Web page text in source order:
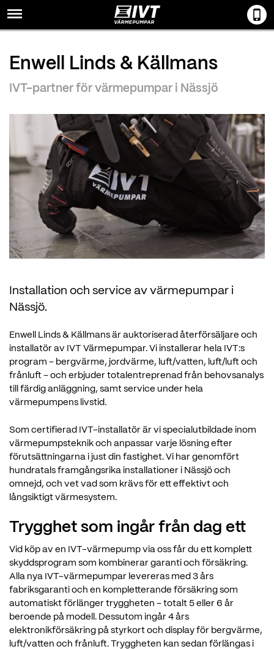
Enwell Linds & Källmans
IVT-partner för värmepumpar i Nässjö
Installation och service av värmepumpar i
Nässjö.
Enwell Linds & Källmans är auktoriserad återförsäljare och
installatör av IVT Värmepumpar. Vi installerar hela IVT:s
program – bergvärme, jordvärme, luft/vatten, luft/luft och
frånluft – och erbjuder totalentreprenad från behovsanalys
till färdig anläggning, samt service under hela
värmepumpens livstid.
Som certifierad IVT-installatör är vi specialutbildade inom
värmepumpsteknik och anpassar varje lösning efter
förutsättningarna i just din fastighet. Vi har genomfört
hundratals framgångsrika installationer i Nässjö och
omnejd, och vet vad som krävs för ett effektivt och
långsiktigt värmesystem.
Trygghet som ingår från dag ett
Vid köp av en IVT-värmepump via oss får du ett komplett
skyddsprogram som kombinerar garanti och försäkring.
Alla nya IVT-värmepumpar levereras med 3 års
fabriksgaranti och en kompletterande försäkring som
automatiskt förlänger tryggheten – totalt 5 eller 6 år
beroende på modell. Dessutom ingår 4 års
elektronikförsäkring på styrkort och display för bergvärme,
luft/vatten och frånluft. Tryggheten kan sedan förlängas i